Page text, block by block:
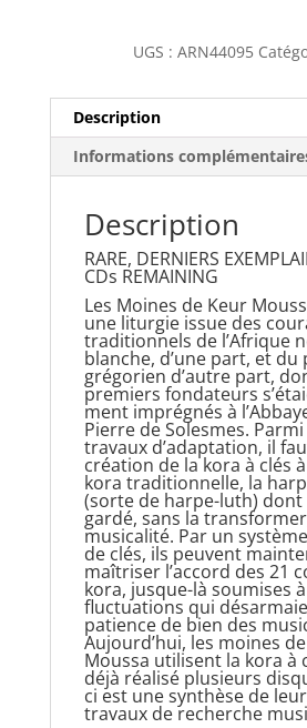
au
Monastère
de
Moussa
UGS : ARN44095
Description
Informations
Description
RARE, DERNIERS
CDs REMAINING
Les Moines de Keur
une liturgie issue des
traditionnels de l’Afrique
blanche, d’une part, et
grégorien d’autre part,
premiers fondateurs
ment imprégnés à
Pierre de Solesmes.
travaux d’adaptation, il
création de la kora à clés
kora traditionnelle, la
(sorte de harpe-luth)
gardé, sans la
musicalité. Par un
de clés, ils peuvent
maîtriser l’accord des 21
kora, jusque-là soumises
fluctuations qui
patience de bien des
Aujourd’hui, les moines
Moussa utilisent la kora à
déjà réalisé plusieurs
ci est une synthèse de
travaux de recherche